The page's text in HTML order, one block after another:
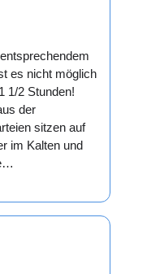
es nicht möglich
1/2 Stunden!
der
sitzen auf
im Kalten und